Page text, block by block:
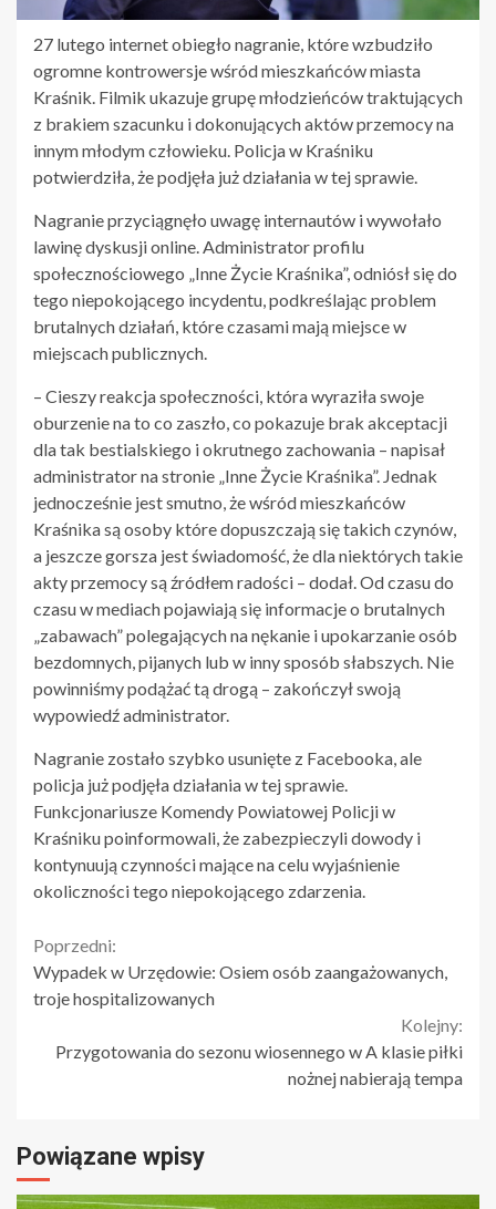
27 lutego internet obiegło nagranie, które wzbudziło
ogromne kontrowersje wśród mieszkańców miasta
Kraśnik. Filmik ukazuje grupę młodzieńców traktujących
z brakiem szacunku i dokonujących aktów przemocy na
innym młodym człowieku. Policja w Kraśniku
potwierdziła, że podjęła już działania w tej sprawie.
Nagranie przyciągnęło uwagę internautów i wywołało
lawinę dyskusji online. Administrator profilu
społecznościowego „Inne Życie Kraśnika”, odniósł się do
tego niepokojącego incydentu, podkreślając problem
brutalnych działań, które czasami mają miejsce w
miejscach publicznych.
– Cieszy reakcja społeczności, która wyraziła swoje
oburzenie na to co zaszło, co pokazuje brak akceptacji
dla tak bestialskiego i okrutnego zachowania – napisał
administrator na stronie „Inne Życie Kraśnika”. Jednak
jednocześnie jest smutno, że wśród mieszkańców
Kraśnika są osoby które dopuszczają się takich czynów,
a jeszcze gorsza jest świadomość, że dla niektórych takie
akty przemocy są źródłem radości – dodał. Od czasu do
czasu w mediach pojawiają się informacje o brutalnych
„zabawach” polegających na nękanie i upokarzanie osób
bezdomnych, pijanych lub w inny sposób słabszych. Nie
powinniśmy podążać tą drogą – zakończył swoją
wypowiedź administrator.
Nagranie zostało szybko usunięte z Facebooka, ale
policja już podjęła działania w tej sprawie.
Funkcjonariusze Komendy Powiatowej Policji w
Kraśniku poinformowali, że zabezpieczyli dowody i
kontynuują czynności mające na celu wyjaśnienie
okoliczności tego niepokojącego zdarzenia.
Continue
Reading
Poprzedni:
Wypadek w Urzędowie: Osiem osób zaangażowanych,
troje hospitalizowanych
Kolejny:
Przygotowania do sezonu wiosennego w A klasie piłki
nożnej nabierają tempa
Powiązane wpisy